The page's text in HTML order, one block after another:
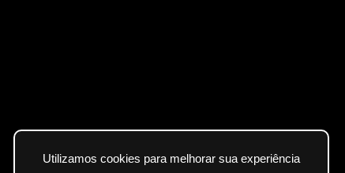
Utilizamos cookies para melhorar sua experiência